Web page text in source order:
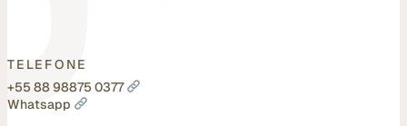
TELEFONE
+55 88 98875 0377
Whatsapp